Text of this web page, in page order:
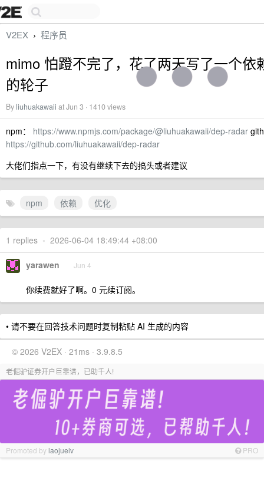
V2EX › 程序员
mimo 怕蹬不完了，花了两天写了一个依
的轮子
By liuhuakawaii at Jun 3 · 1410 views
npm： https://www.npmjs.com/package/@liuhuakawaii/dep-radar
https://github.com/liuhuakawaii/dep-radar
大佬们指点一下，有没有继续下去的搞头或者建议
npm 依赖 优化
1 replies • 2026-06-04 18:49:44 +08:00
yarawen Jun 4
你续费就好了啊。0 元续订阅。
• 请不要在回答技术问题时复制粘贴 AI 生成的内容
© 2026 V2EX · 21ms · 3.9.8.5
老倔驴证券开户巨靠谱，已助千人!
Promoted bylaojuelv PRO